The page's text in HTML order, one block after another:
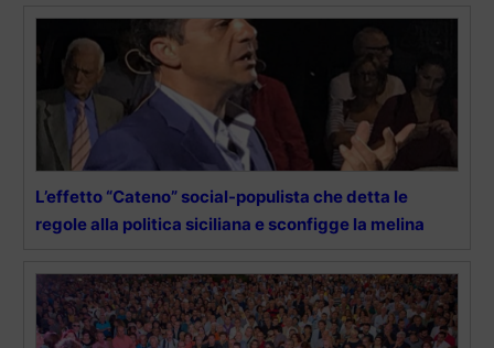
L’effetto “Cateno” social-populista che detta le
regole alla politica siciliana e sconfigge la melina